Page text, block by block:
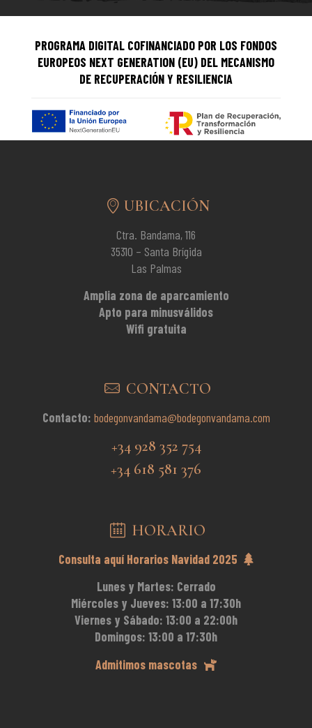
PROGRAMA DIGITAL COFINANCIADO POR LOS FONDOS
EUROPEOS NEXT GENERATION (EU) DEL MECANISMO
DE RECUPERACIÓN Y RESILIENCIA
UBICACIÓN
Ctra. Bandama, 116
35310 – Santa Brígida
Las Palmas
Amplia zona de aparcamiento
Apto para minusválidos
Wifi gratuita
CONTACTO
Contacto: bodegonvandama@bodegonvandama.com
+34 928 352 754
+34 618 581 376
HORARIO
Consulta aquí Horarios Navidad 2025
Lunes y Martes: Cerrado
Miércoles y Jueves: 13:00 a 17:30h
Viernes y Sábado: 13:00 a 22:00h
Domingos: 13:00 a 17:30h
Admitimos mascotas